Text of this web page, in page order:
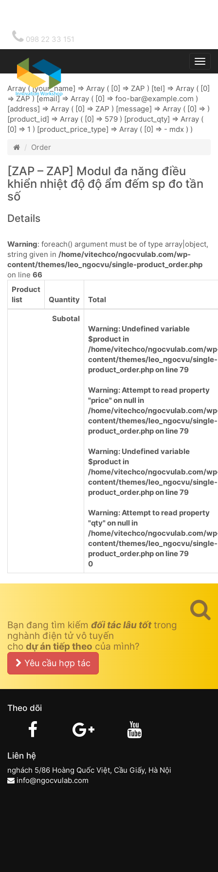
098 22 33 151
Array ( [your_name] => Array ( [0] => ZAP ) [tel] => Array ( [0]
=> ZAP ) [email] => Array ( [0] => foo-bar@example.com )
[address] => Array ( [0] => ZAP ) [message] => Array ( [0] => )
[product_id] => Array ( [0] => 579 ) [product_qty] => Array (
[0] => 1 ) [product_price_type] => Array ( [0] => - mdx ) )
Order
[ZAP – ZAP] Modul đa năng điều
khiển nhiệt độ độ ẩm đếm sp đo tần
số
Details
Warning: foreach() argument must be of type array|object,
string given in /home/vitechco/ngocvulab.com/wp-
content/themes/leo_ngocvu/single-product_order.php
on line 66
Product
list
Quantity Total
Subotal
Warning: Undefined variable
$product in
/home/vitechco/ngocvulab.com/
content/themes/leo_ngocvu/single-
product_order.phpon line79
Warning: Attempt to read property
"price" on null in
/home/vitechco/ngocvulab.com/
content/themes/leo_ngocvu/single-
product_order.phpon line79
Warning: Undefined variable
$product in
/home/vitechco/ngocvulab.com/
content/themes/leo_ngocvu/single-
product_order.phpon line79
Warning: Attempt to read property
"qty" on null in
/home/vitechco/ngocvulab.com/
content/themes/leo_ngocvu/single-
product_order.phpon line79
0
Bạn đang tìm kiếm đối tác lâu tốttrong
nghành điện tử vô tuyến
cho dự án tiếp theo của mình?
Yêu cầu hợp tác
Theo dõi
Liên hệ
nghách 5/86 Hoàng Quốc Việt, Cầu Giấy, Hà Nội
info@ngocvulab.com